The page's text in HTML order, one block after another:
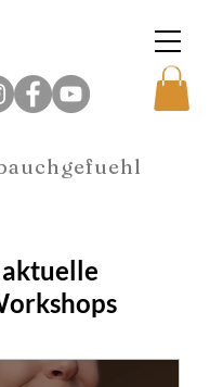
aktuelle